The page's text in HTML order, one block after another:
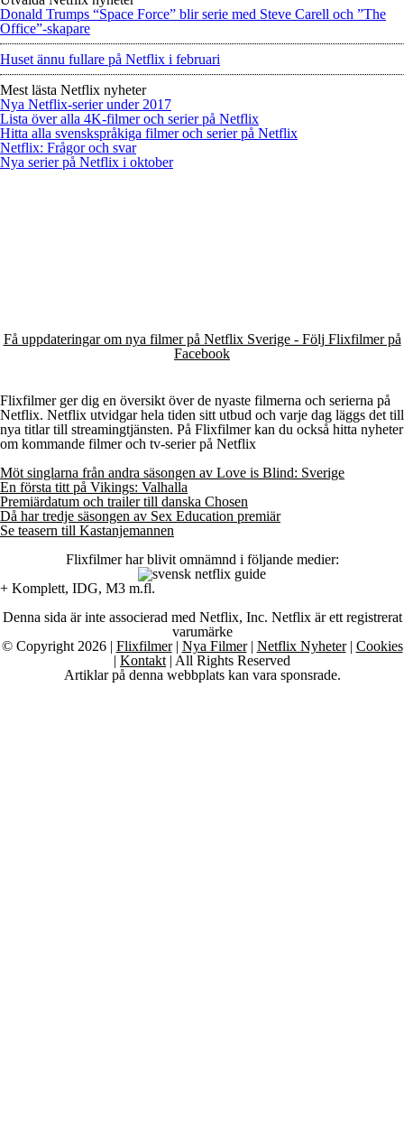
Donald Trumps “Space Force” blir serie med Steve Carell och ”The
Office”-skapare
Huset ännu fullare på Netflix i februari
Mest lästa Netflix nyheter
Nya Netflix-serier under 2017
Lista över alla 4K-filmer och serier på Netflix
Hitta alla svenskspråkiga filmer och serier på Netflix
Netflix: Frågor och svar
Nya serier på Netflix i oktober
Få uppdateringar om nya filmer på Netflix Sverige - Följ Flixfilmer på
Facebook
Flixfilmer ger dig en översikt över de nyaste filmerna och serierna på
Netflix. Netflix utvidgar hela tiden sitt utbud och varje dag läggs det till
nya titlar till streamingtjänsten. På Flixfilmer kan du också hitta nyheter
om kommande filmer och tv-serier på Netflix
Möt singlarna från andra säsongen av Love is Blind: Sverige
En första titt på Vikings: Valhalla
Premiärdatum och trailer till danska Chosen
Då har tredje säsongen av Sex Education premiär
Se teasern till Kastanjemannen
Flixfilmer har blivit omnämnd i följande medier:
+ Komplett, IDG, M3 m.fl.
Denna sida är inte associerad med Netflix, Inc. Netflix är ett registrerat
varumärke
© Copyright 2026 | Flixfilmer| Nya Filmer| Netflix Nyheter| Cookies
| Kontakt | All Rights Reserved
Artiklar på denna webbplats kan vara sponsrade.